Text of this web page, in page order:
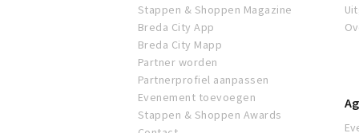
Stappen & Shoppen Magazine
Breda City App
Breda City Mapp
Partner worden
Partnerprofiel aanpassen
Evenement toevoegen
Stappen & Shoppen Awards